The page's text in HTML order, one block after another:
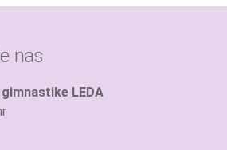
nas
LEDA